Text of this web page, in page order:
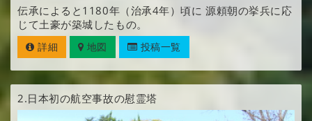
伝承によると1180年（治承4年）頃に 源頼朝の挙兵に応
じて土豪が築城したもの。
詳細 地図 投稿一覧
2.日本初の航空事故の慰霊塔